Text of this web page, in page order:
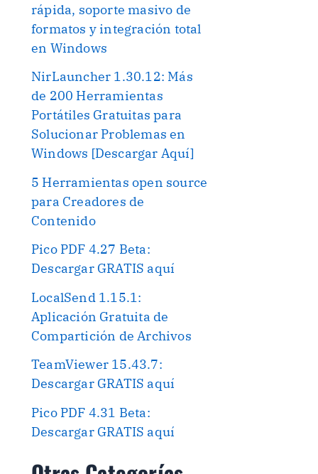
rápida, soporte masivo de
formatos y integración total
en Windows
NirLauncher 1.30.12: Más
de 200 Herramientas
Portátiles Gratuitas para
Solucionar Problemas en
Windows [Descargar Aquí]
5 Herramientas open source
para Creadores de
Contenido
Pico PDF 4.27 Beta:
Descargar GRATIS aquí
LocalSend 1.15.1:
Aplicación Gratuita de
Compartición de Archivos
TeamViewer 15.43.7:
Descargar GRATIS aquí
Pico PDF 4.31 Beta:
Descargar GRATIS aquí